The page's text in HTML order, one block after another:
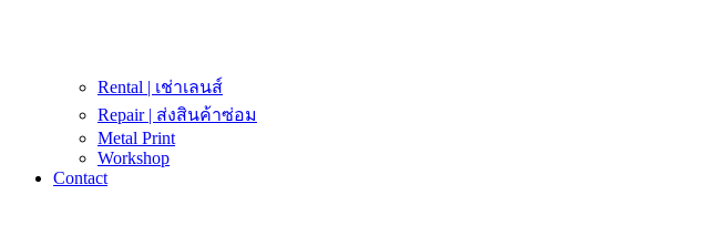
Rental | เช่าเลนส์
Repair | ส่งสินค้าซ่อม
Metal Print
Workshop
Contact